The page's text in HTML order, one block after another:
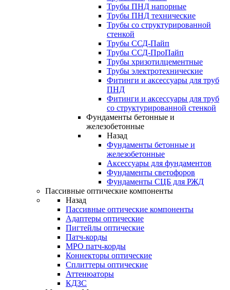
Трубы ПНД напорные
Трубы ПНД технические
Трубы со структурированной
стенкой
Трубы ССД-Пайп
Трубы ССД-ПроПайп
Трубы хризотилцементные
Трубы электротехнические
Фитинги и аксессуары для труб
ПНД
Фитинги и аксессуары для труб
со структурированной стенкой
Фундаменты бетонные и
железобетонные
Назад
Фундаменты бетонные и
железобетонные
Аксессуары для фундаментов
Фундаменты светофоров
Фундаменты СЦБ для РЖД
Пассивные оптические компоненты
Назад
Пассивные оптические компоненты
Адаптеры оптические
Пигтейлы оптические
Патч-корды
MPO патч-корды
Коннекторы оптические
Сплиттеры оптические
Аттенюаторы
КДЗС